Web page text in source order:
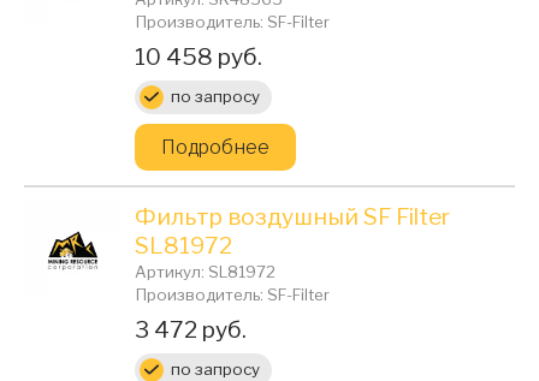
Производитель: SF-Filter
Цена:
10 458 руб.
по запросу
Подробнее
Фильтр воздушный SF Filter
SL81972
Артикул: SL81972
Производитель: SF-Filter
Цена:
3 472 руб.
по запросу